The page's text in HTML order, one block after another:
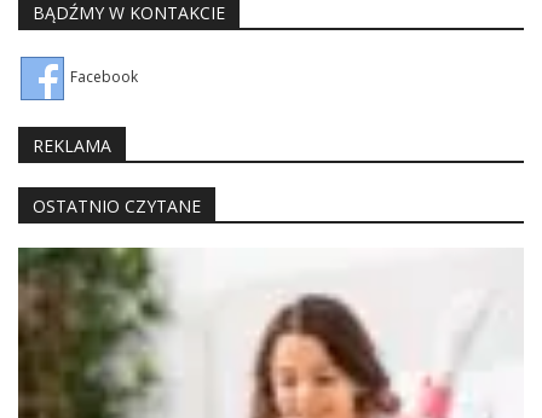
BĄDŹMY W KONTAKCIE
Facebook
REKLAMA
OSTATNIO CZYTANE